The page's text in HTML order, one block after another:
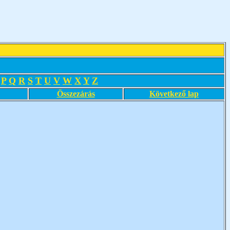
P Q R S T U V W X Y Z
Összezárás Következő lap